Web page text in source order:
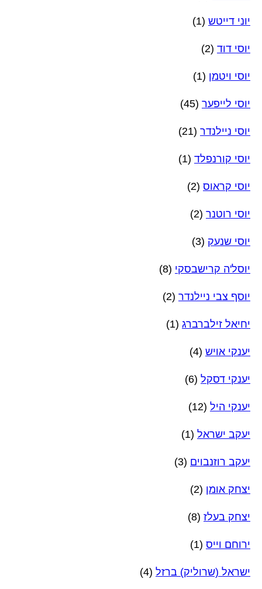
יוני דייטש (1)
יוסי דוד (2)
יוסי ויטמן (1)
יוסי לייפער (45)
יוסי ניילנדר (21)
יוסי קורנפלד (1)
יוסי קראוס (2)
יוסי רוטנר (2)
יוסי שנעק (3)
יוסל'ה קרישבסקי (8)
יוסף צבי ניילנדר (2)
יחיאל זילברברג (1)
יענקי אויש (4)
יענקי דסקל (6)
יענקי היל (12)
יעקב ישראל (1)
יעקב רוזנבוים (3)
יצחק אומן (2)
יצחק בעלז (8)
ירוחם וייס (1)
ישראל (שרוליק) ברזל (4)